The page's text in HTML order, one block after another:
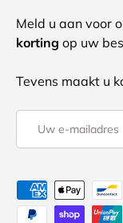
Meld u aan voor
korting op uw
Tevens maakt u
Geaccepteerde